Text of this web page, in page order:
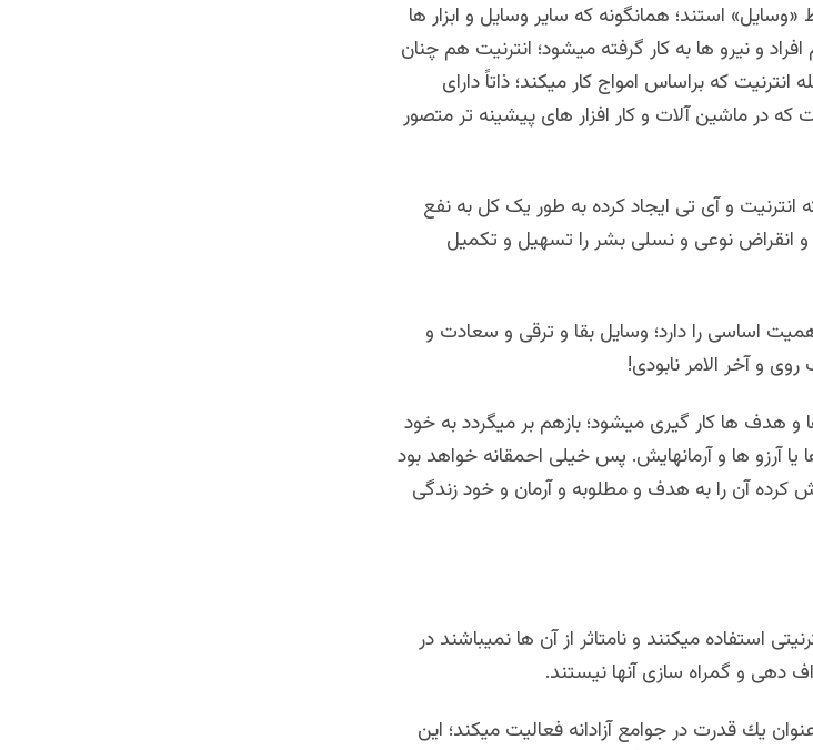
استند؛ همانگونه که سایر وسایل و ابزار ها
و نیرو ها به کار گرفته میشود؛ انترنیت هم چنان
که براساس امواج کار میکند؛ ذاتاً دارای
در ماشین آلات و کار افزار های پیشینه تر متصور
و آی تی ایجاد کرده به طور یک کل به نفع
و انقراض نوعی و نسلی بشر را تسهیل و تکمیل
اساسی را دارد؛ وسایل بقا و ترقی و سعادت و
و آخر الامر نابودی!
و هدف ها کار گیری میشود؛ بازهم بر میگردد به خود
آرزو ها و آرمانهایش. پس خیلی احمقانه خواهد بود
کرده آن را به هدف و مطلوبه و آرمان و خود زندگی
استفاده میکنند و نامتاثر از آن ها نميباشند در
دهی و گمراه سازی آنها نیستند.
يك قدرت در جوامع آزادانه فعاليت ميكند؛ این